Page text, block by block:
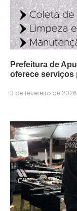
Prefeitura de
oferece serviços
3 de fevereiro de 2026